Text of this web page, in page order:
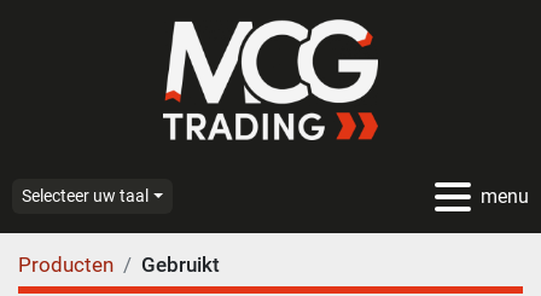
menu
Selecteer uw taal
Producten Gebruikt